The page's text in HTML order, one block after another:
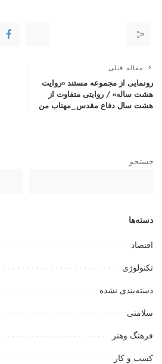
مقاله قبلی
رونمایی از مجموعه مستند «روایت
هشت ساله» / روایتی متفاوت از
هشت سال دفاع مقدس_مهتاب من
جستجو
دسته‌ها
اقتصاد
تکنولوژی
دسته‌بندی نشده
سلامتی
فرهنگ وهنر
کسب و کار